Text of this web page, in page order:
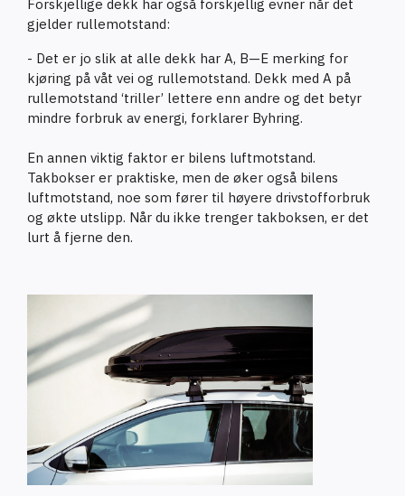
Forskjellige dekk har også forskjellig evner når det
gjelder rullemotstand:
- Det er jo slik at alle dekk har A, B—E merking for
kjøring på våt vei og rullemotstand. Dekk med A på
rullemotstand ‘triller’ lettere enn andre og det betyr
mindre forbruk av energi, forklarer Byhring.
En annen viktig faktor er bilens luftmotstand.
Takbokser er praktiske, men de øker også bilens
luftmotstand, noe som fører til høyere drivstofforbruk
og økte utslipp. Når du ikke trenger takboksen, er det
lurt å fjerne den.